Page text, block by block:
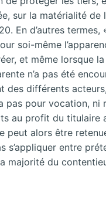
sur la matérialité de
En d’autres termes,
soi-même
et même lorsque
n’a pas été
des différents
pas pour vocation, ni
au profit du titulaire
peut alors être
s’appliquer entre
majorité du